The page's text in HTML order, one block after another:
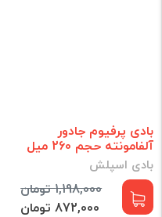
بادی پرفیوم جادور
آلفامونته حجم 260 میل
بادی اسپلش
1,198,000 تومان
872,000 تومان